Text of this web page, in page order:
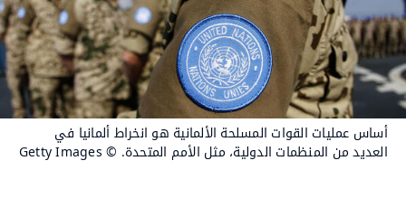
أساس عمليات القوات المسلحة الألمانية هو انخراط ألمانيا في
العديد من المنظمات الدولية، مثل الأمم المتحدة. © Getty Images